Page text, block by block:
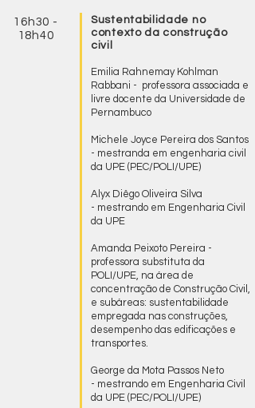
16h30 -
18h40
Sustentabilidade no
contexto da construção
civil
Emilia Rahnemay Kohlman
Rabbani - professora associada e
livre docente da Universidade de
Pernambuco
Michele Joyce Pereira dos Santos
- mestranda em engenharia civil
da UPE (PEC/POLI/UPE)
Alyx Diêgo Oliveira Silva
- mestrando em Engenharia Civil
da UPE
Amanda Peixoto Pereira -
professora substituta da
POLI/UPE, na área de
concentração de Construção Civil,
e subáreas: sustentabilidade
empregada nas construções,
desempenho das edificações e
transportes.
George da Mota Passos Neto
- mestrando em Engenharia Civil
da UPE (PEC/POLI/UPE)